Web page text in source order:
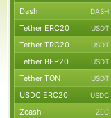
Dash DASH
Tether ERC20 USDT
Tether TRC20 USDT
Tether BEP20 USDT
Tether TON USDT
USDC ERC20 USDC
Zcash ZEC